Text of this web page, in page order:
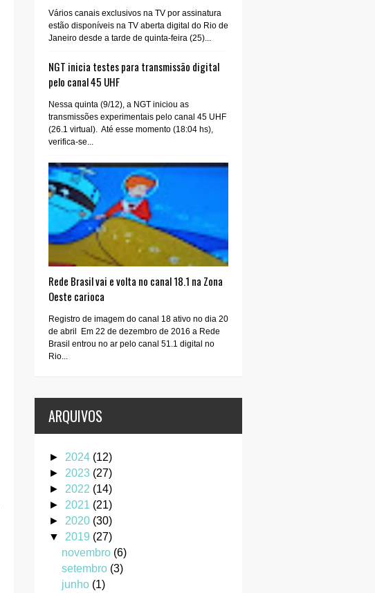
Vários canais exclusivos na TV por assinatura
estão disponíveis na TV aberta digital do Rio de
Janeiro desde a tarde de quinta-feira (25)...
NGT inicia testes para transmissão digital
pelo canal 45 UHF
Nessa quinta (9/12), a NGT iniciou as
transmissões experimentais pelo canal 45 UHF
(26.1 virtual). Até esse momento (18:04 hs),
verifica-se...
Rede Brasil vai e volta no canal 18.1 na Zona
Oeste carioca
Registro de imagem do canal 18 ativo no dia 20
de abril Em 22 de dezembro de 2016 a Rede
Brasil entrou no ar pelo canal 51.1 digital no
Rio...
ARQUIVOS
► 2024 (12)
► 2023 (27)
► 2022 (14)
► 2021 (21)
► 2020 (30)
▼ 2019 (27)
novembro (6)
setembro (3)
junho (1)